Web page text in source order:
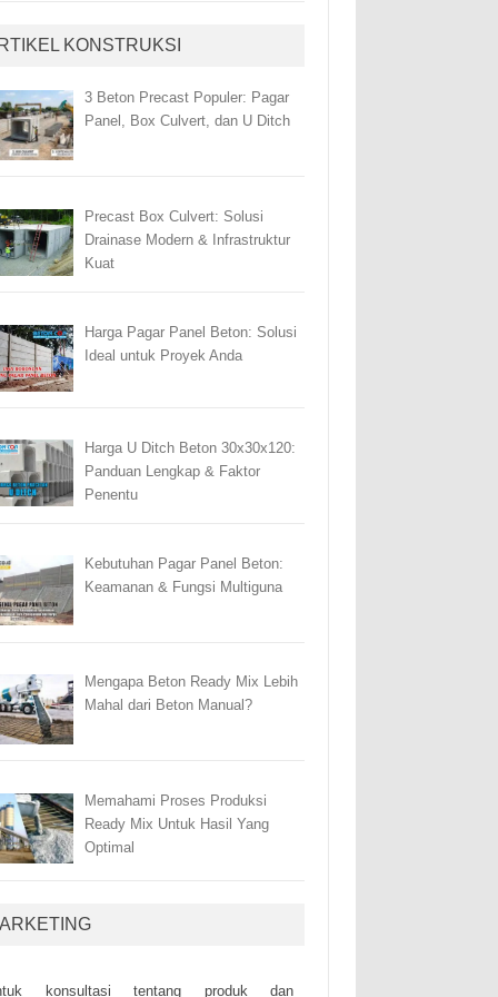
KONSTRUKSI
3 Beton Precast Populer: Pagar
Panel, Box Culvert, dan U Ditch
Precast Box Culvert: Solusi
Drainase Modern & Infrastruktur
Kuat
Harga Pagar Panel Beton: Solusi
Ideal untuk Proyek Anda
Harga U Ditch Beton 30x30x120:
Panduan Lengkap & Faktor
Penentu
Kebutuhan Pagar Panel Beton:
Keamanan & Fungsi Multiguna
Mengapa Beton Ready Mix Lebih
Mahal dari Beton Manual?
Memahami Proses Produksi
Ready Mix Untuk Hasil Yang
Optimal
kоnsultаsі tеntаng рrоduk dаn